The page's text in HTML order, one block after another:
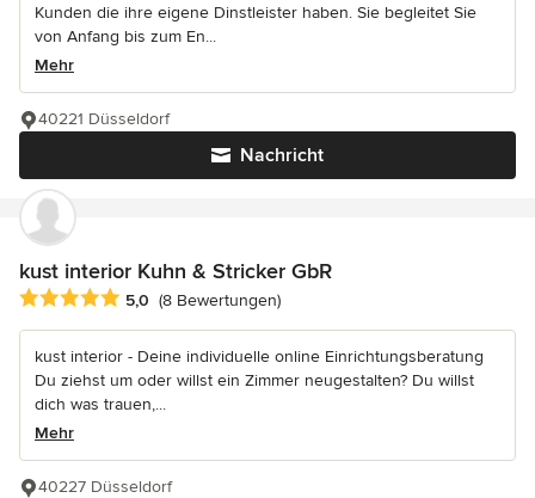
Kunden die ihre eigene Dinstleister haben. Sie begleitet Sie
von Anfang bis zum En...
Mehr
Nachricht
40221 Düsseldorf
kust interior Kuhn & Stricker GbR
Durchschnittliche Bewertung: 5 von 5 Sternen
5,0 (8 Bewertungen)
kust interior - Deine individuelle online Einrichtungsberatung
Du ziehst um oder willst ein Zimmer neugestalten? Du willst
dich was trauen,...
Mehr
40227 Düsseldorf